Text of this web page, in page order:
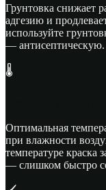
Грунтовка снижает
адгезию и
используйте
— антисептическую.
🌡️
Оптимальная
при влажности
температуре краска
— слишком быстро